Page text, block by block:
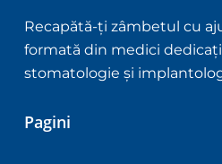
Recapătă-ți zâmbetul cu
formată din medici
stomatologie și
Pagini